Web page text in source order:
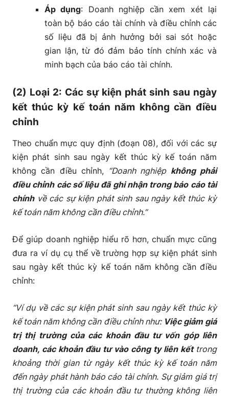
Áp dụng: Doanh nghiệp cần xem xét lại
toàn bộ báo cáo tài chính và điều chỉnh các
số liệu đã bị ảnh hưởng bởi sai sót hoặc
gian lận, từ đó đảm bảo tính chính xác và
minh bạch của báo cáo tài chính.
(2) Loại 2: Các sự kiện phát sinh sau ngày
kết thúc kỳ kế toán năm không cần điều
chỉnh
Theo chuẩn mực quy định (đoạn 08), đối với các sự
kiện phát sinh sau ngày kết thúc kỳ kế toán năm
không cần điều chỉnh, “Doanh nghiệp không phải
điều chỉnh các số liệu đã ghi nhận trong báo cáo tài
chínhvề các sự kiện phát sinh sau ngày kết thúc kỳ
kế toán năm không cần điều chỉnh.”
Để giúp doanh nghiệp hiểu rõ hơn, chuẩn mực cũng
đưa ra ví dụ cụ thể về trường hợp sự kiện phát sinh
sau ngày kết thúc kỳ kế toán năm không cần điều
chỉnh:
“Ví dụ về các sự kiện phát sinh sau ngày kết thúc kỳ
kế toán năm không cần điều chỉnh như: Việc giảm giá
trị thị trường của các khoản đầu tư vốn góp liên
doanh, các khoản đầu tư vào công ty liên kếttrong
khoảng thời gian từ ngày kết thúc kỳ kế toán năm
đến ngày phát hành báo cáo tài chính. Sự giảm giá trị
thị trường của các khoản đầu tư thường không liên